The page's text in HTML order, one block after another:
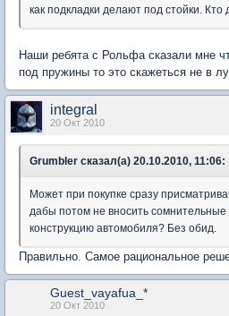
как подкладки делают под стойки. Кто
Наши ребята с Рольфа сказали мне
под пружины то это скажеться не в
integral
20 Окт 2010
Grumbler сказал(а) 20.10.2010, 11:06:
Может при покупке сразу
дабы потом не вносить
конструкцию автомобиля? Без обид.
Правильно. Самое рациональное
Guest_vayafua_*
20 Окт 2010